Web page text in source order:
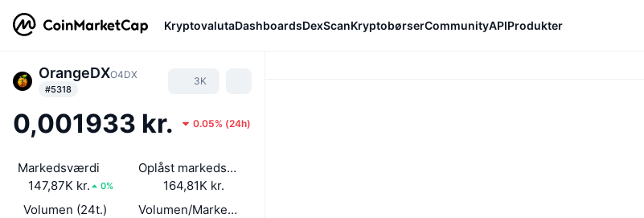
KryptovalutaDashboardsDexScanKryptobørserCommunityAPIProdukter
OrangeDXO4DX
#5318
3K
0,001933 kr. 0.05% (24h)
Markedsværdi
147,87K kr.
0%
Oplåst markedsværdi
164,81K kr.
Volumen (24t.)
Volumen/Markedsværdi (24 timer)